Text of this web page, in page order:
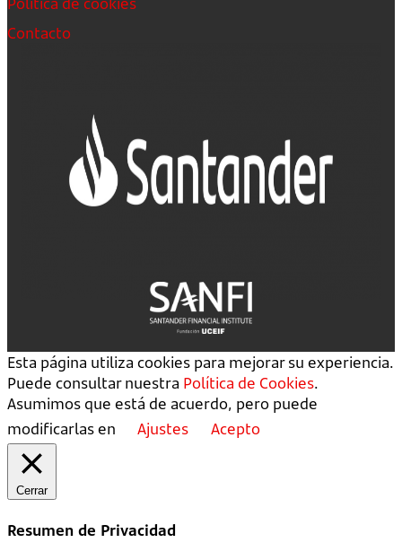
Contacto
Esta página utiliza cookies para mejorar su experiencia.
Puede consultar nuestra Política de Cookies.
Asumimos que está de acuerdo, pero puede
modificarlas en
Ajustes Acepto
Cerrar
Resumen de Privacidad